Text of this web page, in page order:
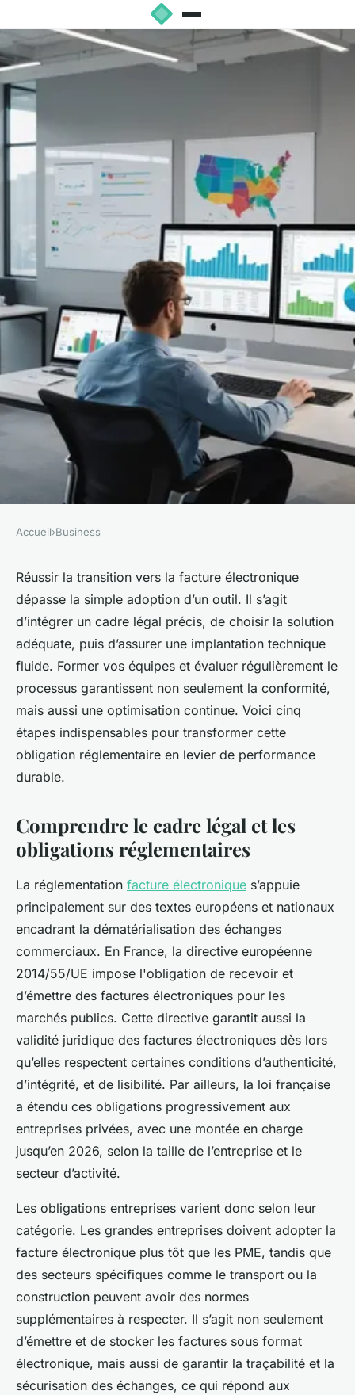
5 étapes pour réussir votre
passage à la facture
électronique
Sohan• 21 janvier 2026•7 min de lecture
Accueil›Business
Réussir la transition vers la facture électronique
dépasse la simple adoption d’un outil. Il s’agit
d’intégrer un cadre légal précis, de choisir la solution
adéquate, puis d’assurer une implantation technique
fluide. Former vos équipes et évaluer régulièrement le
processus garantissent non seulement la conformité,
mais aussi une optimisation continue. Voici cinq
étapes indispensables pour transformer cette
obligation réglementaire en levier de performance
durable.
Comprendre le cadre légal et les
obligations réglementaires
La réglementation facture électronique s’appuie
principalement sur des textes européens et nationaux
encadrant la dématérialisation des échanges
commerciaux. En France, la directive européenne
2014/55/UE impose l'obligation de recevoir et
d’émettre des factures électroniques pour les
marchés publics. Cette directive garantit aussi la
validité juridique des factures électroniques dès lors
qu’elles respectent certaines conditions d’authenticité,
d’intégrité, et de lisibilité. Par ailleurs, la loi française
a étendu ces obligations progressivement aux
entreprises privées, avec une montée en charge
jusqu’en 2026, selon la taille de l’entreprise et le
secteur d’activité.
Les obligations entreprises varient donc selon leur
catégorie. Les grandes entreprises doivent adopter la
facture électronique plus tôt que les PME, tandis que
des secteurs spécifiques comme le transport ou la
construction peuvent avoir des normes
supplémentaires à respecter. Il s’agit non seulement
d’émettre et de stocker les factures sous format
électronique, mais aussi de garantir la traçabilité et la
sécurisation des échanges, ce qui répond aux